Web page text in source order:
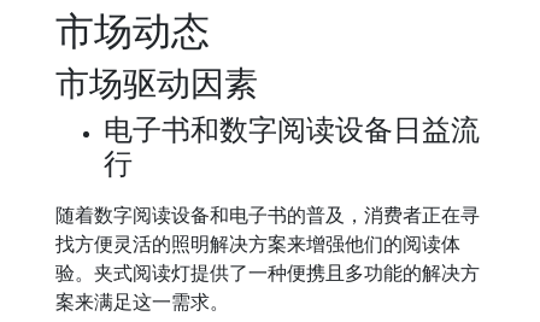
市场动态
市场驱动因素
电子书和数字阅读设备日益流
行
随着数字阅读设备和电子书的普及，消费者正在寻
找方便灵活的照明解决方案来增强他们的阅读体
验。夹式阅读灯提供了一种便携且多功能的解决方
案来满足这一需求。